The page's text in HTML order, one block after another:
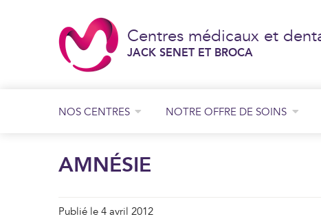
Centres médicaux et
JACK SENET ET BROCA
NOS CENTRES
JACK SENET
NOTRE OFFRE DE SOINS
AMNÉSIE
Publié le 4 avril 2012